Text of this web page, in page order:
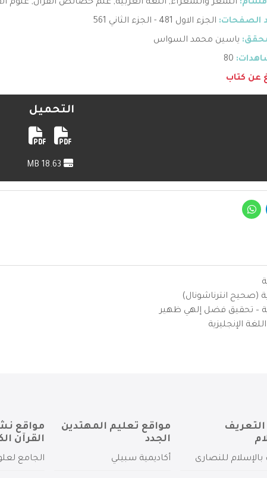
الشعر والشعراء, اللغة العربية, علم خصائص القرآن, علوم
الصفحات: الجزء الاول 481 - الجزء الثاني 561
ياسين محمد السواس
عن كتاب
التحميل
(صحيح انترناشونال)
– تحقيق فضل إلهي ظهير
الإنجليزية
بالإسلام للنصارى
مواقع تعليم المهتدين
الجدد
أكاديمية سبيلي
مواقع
القرآن
الجامع